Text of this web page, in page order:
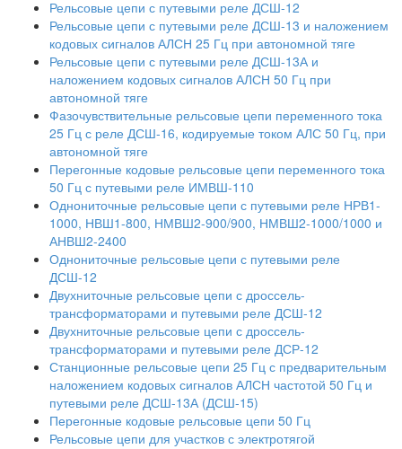
Рельсовые цепи с путевыми реле ДСШ-12
Рельсовые цепи с путевыми реле ДСШ-13 и наложением
кодовых сигналов АЛСН 25 Гц при автономной тяге
Рельсовые цепи с путевыми реле ДСШ-13А и
наложением кодовых сигналов АЛСН 50 Гц при
автономной тяге
Фазочувствительные рельсовые цепи переменного тока
25 Гц с реле ДСШ-16, кодируемые током АЛС 50 Гц, при
автономной тяге
Перегонные кодовые рельсовые цепи переменного тока
50 Гц с путевыми реле ИМВШ-110
Однониточные рельсовые цепи с путевыми реле НРВ1-
1000, НВШ1-800, НМВШ2-900/900, НМВШ2-1000/1000 и
АНВШ2-2400
Однониточные рельсовые цепи с путевыми реле
ДСШ-12
Двухниточные рельсовые цепи с дроссель-
трансформаторами и путевыми реле ДСШ-12
Двухниточные рельсовые цепи с дроссель-
трансформаторами и путевыми реле ДСР-12
Станционные рельсовые цепи 25 Гц с предварительным
наложением кодовых сигналов АЛСН частотой 50 Гц и
путевыми реле ДСШ-13А (ДСШ-15)
Перегонные кодовые рельсовые цепи 50 Гц
Рельсовые цепи для участков с электротягой